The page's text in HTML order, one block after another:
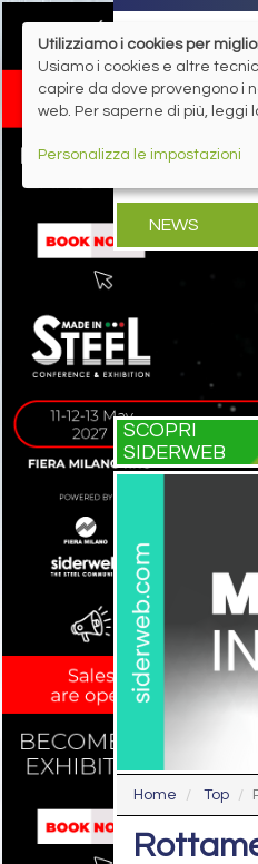
NEWS
SCOPRI
SIDERWEB
Home Top
Utilizziamo i cookies per
Usiamo i cookies e altre
capire da dove provengono i
web. Per saperne di più, leggi
Personalizza le impostazioni